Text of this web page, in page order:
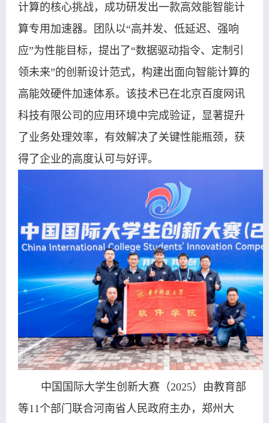
计算的核心挑战，成功研发出一款高效能智能计
算专用加速器。团队以“高并发、低延迟、强响
应”为性能目标，提出了“数据驱动指令、定制引
领未来”的创新设计范式，构建出面向智能计算的
高能效硬件加速体系。该技术已在北京百度网讯
科技有限公司的应用环境中完成验证，显著提升
了业务处理效率，有效解决了关键性能瓶颈，获
得了企业的高度认可与好评。
中国国际大学生创新大赛（2025）由教育部
等11个部门联合河南省人民政府主办，郑州大